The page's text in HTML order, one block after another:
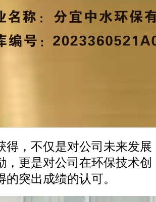
得，不仅是对公司未来发展
，更是对公司在环保技术创
的突出成绩的认可。